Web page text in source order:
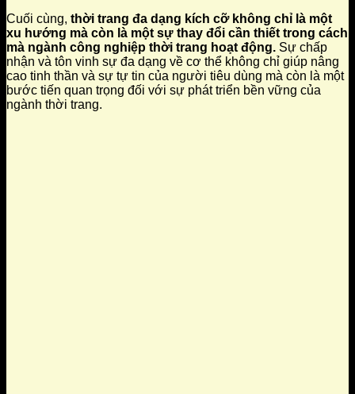
Cuối cùng, thời trang đa dạng kích cỡ không chỉ là một
xu hướng mà còn là một sự thay đổi cần thiết trong cách
mà ngành công nghiệp thời trang hoạt động. Sự chấp
nhận và tôn vinh sự đa dạng về cơ thể không chỉ giúp nâng
cao tinh thần và sự tự tin của người tiêu dùng mà còn là một
bước tiến quan trọng đối với sự phát triển bền vững của
ngành thời trang.